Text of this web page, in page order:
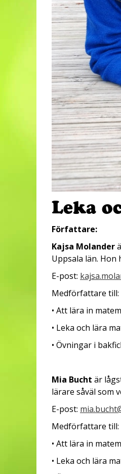
Leka
Författare:
Kajsa Molander
Uppsala län.
E-post:
Medförfattare till:
• Att lära in
• Leka och lära
• Övningar i
Mia Bucht är
lärare såväl som
E-post:
Medförfattare till:
• Att lära in
• Leka och lära